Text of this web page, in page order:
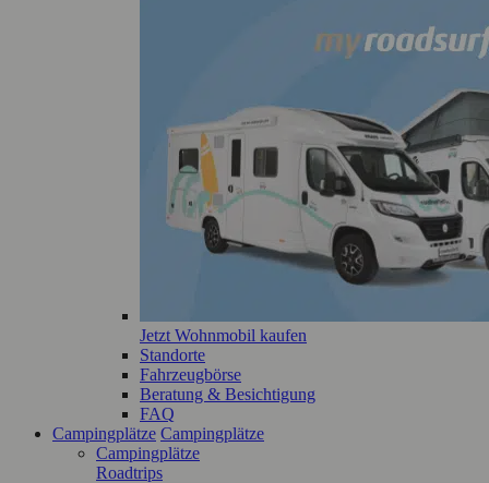
Jetzt Wohnmobil kaufen
Standorte
Fahrzeugbörse
Beratung & Besichtigung
FAQ
Campingplätze Campingplätze
Campingplätze
Roadtrips